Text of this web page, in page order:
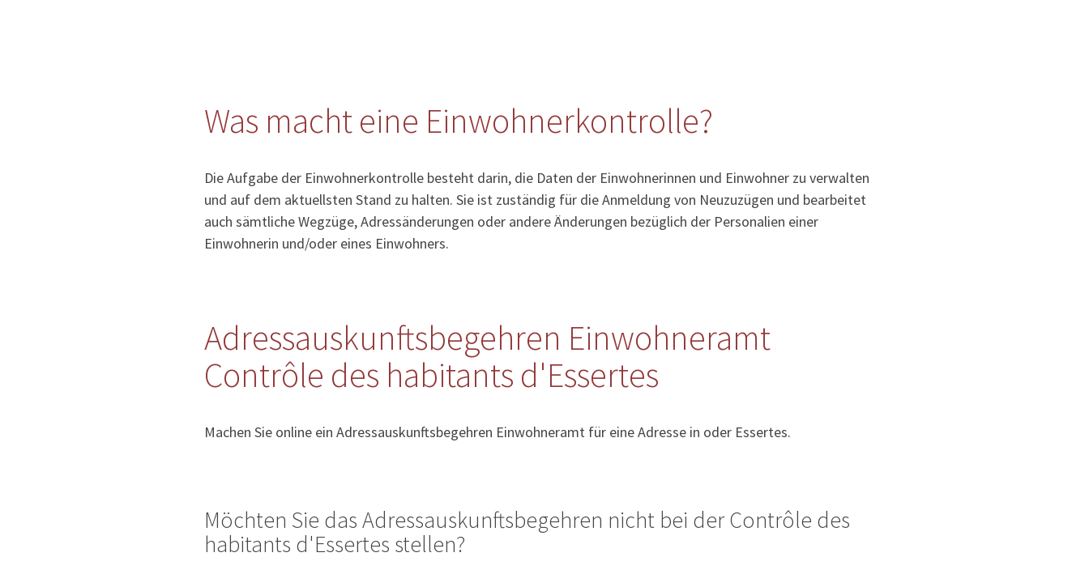
Was macht eine Einwohnerkontrolle?
Die Aufgabe der Einwohnerkontrolle besteht darin, die Daten der Einwohnerinnen und Einwohner zu verwalten
und auf dem aktuellsten Stand zu halten. Sie ist zuständig für die Anmeldung von Neuzuzügen und bearbeitet
auch sämtliche Wegzüge, Adressänderungen oder andere Änderungen bezüglich der Personalien einer
Einwohnerin und/oder eines Einwohners.
Adressauskunftsbegehren Einwohneramt
Contrôle des habitants d'Essertes
Machen Sie online ein Adressauskunftsbegehren Einwohneramt für eine Adresse in oder Essertes.
Möchten Sie das Adressauskunftsbegehren nicht bei der Contrôle des
habitants d'Essertes stellen?